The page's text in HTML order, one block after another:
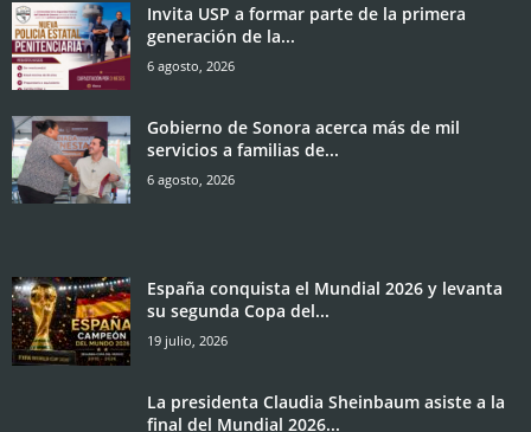
Invita USP a formar parte de la primera
generación de la...
6 agosto, 2026
Gobierno de Sonora acerca más de mil
servicios a familias de...
6 agosto, 2026
España conquista el Mundial 2026 y levanta
su segunda Copa del...
19 julio, 2026
La presidenta Claudia Sheinbaum asiste a la
final del Mundial 2026...